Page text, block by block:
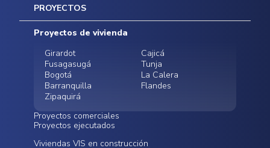
Inicio
Postventas
Contratación Directa
Noticias
PROYECTOS
Proyectos de vivienda
Girardot
Cajicá
Fusagasugá
Tunja
Bogotá
La Calera
Barranquilla
Flandes
Zipaquirá
Proyectos comerciales
Proyectos ejecutados
Viviendas VIS en construcción